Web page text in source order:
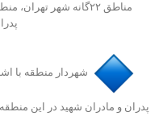
مناطق ۲۲گانه شهر
️شهردار منطقه با